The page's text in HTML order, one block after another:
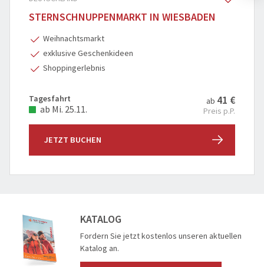
STERNSCHNUPPENMARKT IN WIESBADEN
Weihnachtsmarkt
exklusive Geschenkideen
Shoppingerlebnis
Tagesfahrt
ab Mi. 25.11.
ab 41 €
Preis p.P.
JETZT BUCHEN
KATALOG
Fordern Sie jetzt kostenlos unseren aktuellen
Katalog an.